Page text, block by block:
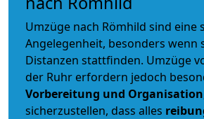
Umzüge nach Römhild sind eine
Angelegenheit, besonders wenn
Distanzen stattfinden. Umzüge
der Ruhr erfordern jedoch
Vorbereitung und Organisation
sicherzustellen, dass alles